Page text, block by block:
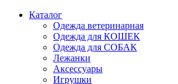
Каталог
Одежда ветеринарная
Одежда для КОШЕК
Одежда для СОБАК
Лежанки
Аксессуары
Игрушки